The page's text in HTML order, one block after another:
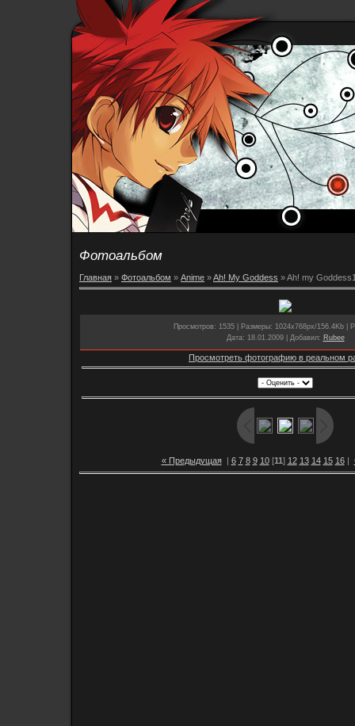
Фотоальбом
Главная » Фотоальбом » Anime »Ah! My Goddess » Ah! my
Просмотров: 1535 | Размеры: 1024x768px/156.4Kb |
Дата: 18.01.2009 | Добавил: Rubee
Просмотреть фотографию в реальном
« Предыдущая| 6 7 8 9 10[11] 12 13 14 15 16|